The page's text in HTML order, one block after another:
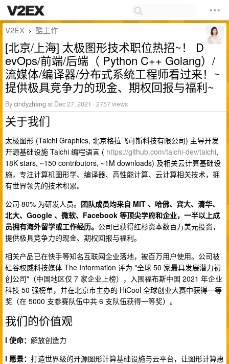
V2EX › 酷工作
[北京/上海] 太极图形技术职位热招~！ D
evOps/前端/后端（ Python C++ Golang）/
流媒体/编译器/分布式系统工程师看过来！~
提供极具竞争力的现金、期权回报与福利~
Bycindyzhang at Dec 27, 2021 · 2757 views
关于我们
太极图形 (Taichi Graphics, 北京格拉飞可斯科技有限公司) 主导开发
开源基础设施 Taichi 编程语言 ( https://github.com/taichi-dev/taichi,
18K stars, ~150 contributors, ~1M downloads) 及相关云计算基础设
施，专注计算机图形学、编译器、高性能计算、云计算相关技术，拥
有世界领先的技术积累。
公司 80% 为研发人员。 团队成员均来自 MIT 、哈佛、宾大、清华、
北大、Google 、微软、Facebook 等顶尖学府和企业，一半以上成
员拥有海外留学或工作经历。 公司已获得红杉资本数百万美元投资，
提供极具竞争力的现金、期权回报与福利。
相关产品已在快手等知名互联网企业落地，被百万用户使用。公司被
硅谷权威科技媒体 The Information 评为 "全球 50 家最具发展潜力初
创公司"（中国地区仅 7 家企业上榜），入围福布斯中国 2021 年企业
科技 50 强榜单，并在北京市主办的 HiCool 全球创业大赛中获得一等
奖（在 5000 支参赛队伍中共 6 支队伍获得一等奖）。
我们的价值观
l 使命： 解放创造力
l 愿景： 打造世界级的开源图形计算基础设施与云平台，让图形计算惠